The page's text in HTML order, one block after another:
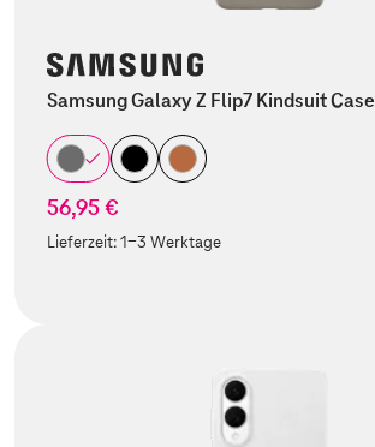
Samsung Galaxy Z Flip7 Kindsuit Case
56,95 €
Lieferzeit:1-3 Werktage